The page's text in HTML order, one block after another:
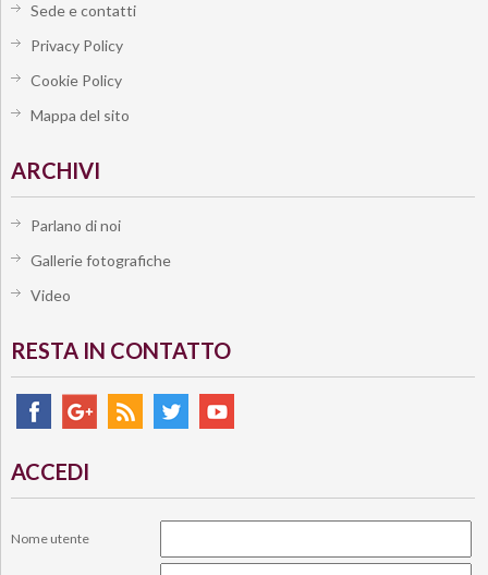
Sede e contatti
Privacy Policy
Cookie Policy
Mappa del sito
ARCHIVI
Parlano di noi
Gallerie fotografiche
Video
RESTA IN CONTATTO
ACCEDI
Nome utente